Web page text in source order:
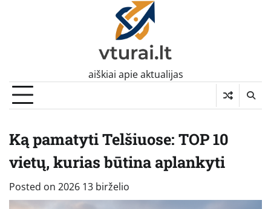
aiškiai apie aktualijas
Ką pamatyti Telšiuose: TOP 10
vietų, kurias būtina aplankyti
Posted on 2026 13 birželio